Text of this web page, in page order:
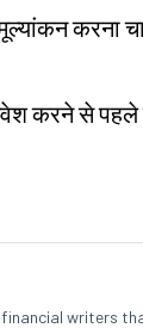
करना
करने से
financial writers